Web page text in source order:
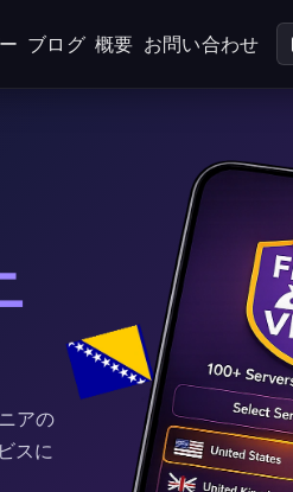
ブログ 概要 お問い合わせ
アの
スに